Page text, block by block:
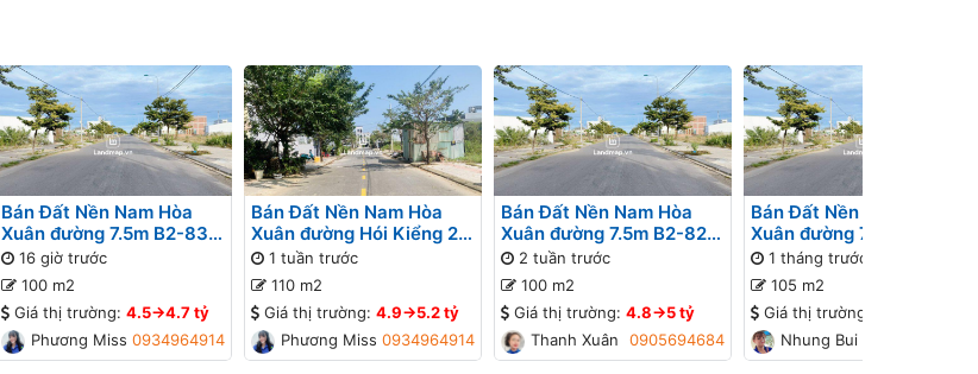
Bán Đất Nền Nam Hòa
Xuân đường 7.5m B2-83
lô 9x - Đối diện bệnh viện,
Gần Sông
16 giờ trước
100 m2
Giá thị trường: 4.5->4.7 tỷ
Phương Missa0934964914
Bán Đất Nền Nam Hòa
Xuân đường Hói Kiểng 26
B2-101 lô 6x - Gần đường
Minh Mạng
1 tuần trước
110 m2
Giá thị trường: 4.9->5.2 tỷ
Phương Missa0934964914
Bán Đất Nền Nam Hòa
Xuân đường 7.5m B2-82
lô 4x - Gần Sông
2 tuần trước
100 m2
Giá thị trường: 4.8->5 tỷ
Thanh Xuân
0905694684
Bán Đất Nền Nam Hòa
Xuân đường 7.5m B2-77
lô 1x - Đường thông, Gần
đường Minh Mạng
1 tháng trước
105 m2
Giá thị trường:
Nhung Bui